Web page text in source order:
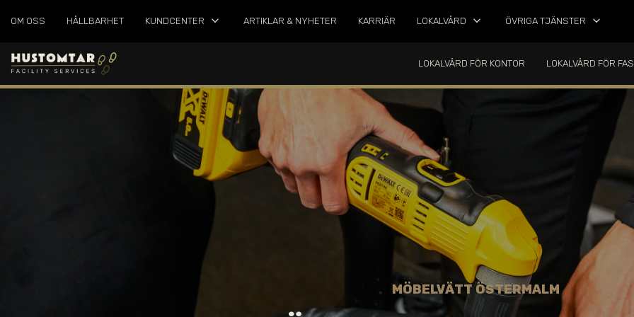
OM OSS HÅLLBARHET KUNDCENTER keyboard_arrow_down ARTIKLAR & NYHETER KARRIÄR LOKALVÅRD keyboard_arrow_down ÖVRIGA TJÄNSTER keyboard_arrow_down
LOKALVÅRD FÖR KONTOR LOKALVÅRD FÖR
MÖBELVÄTT ÖSTERMALM